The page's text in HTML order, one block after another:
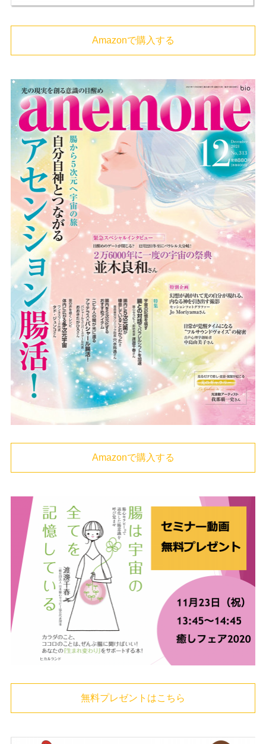
Amazonで購入する
Amazonで購入する
無料プレゼントはこちら